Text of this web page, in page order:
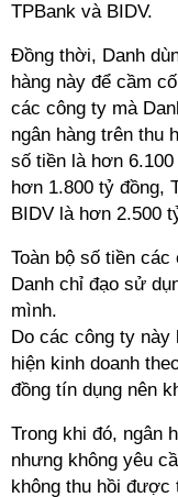
TPBank và BIDV.
Đồng thời, Danh
hàng này để cầm
các công ty mà
ngân hàng trên thu
số tiền là hơn
hơn 1.800 tỷ đồng,
BIDV là hơn 2.500
Toàn bộ số tiền
Danh chỉ đạo sử
mình.
Do các công ty
hiện kinh doanh
đồng tín dụng nên
Trong khi đó, ngân
nhưng không yêu
không thu hồi được